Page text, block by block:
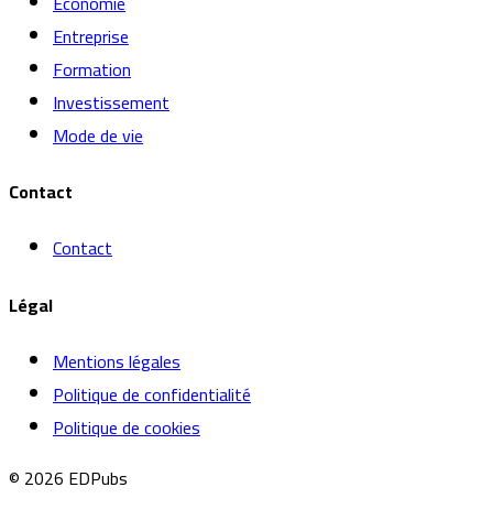
Entreprise
Formation
Investissement
Mode de vie
Contact
Contact
Légal
Mentions légales
Politique de confidentialité
Politique de cookies
© 2026 EDPubs